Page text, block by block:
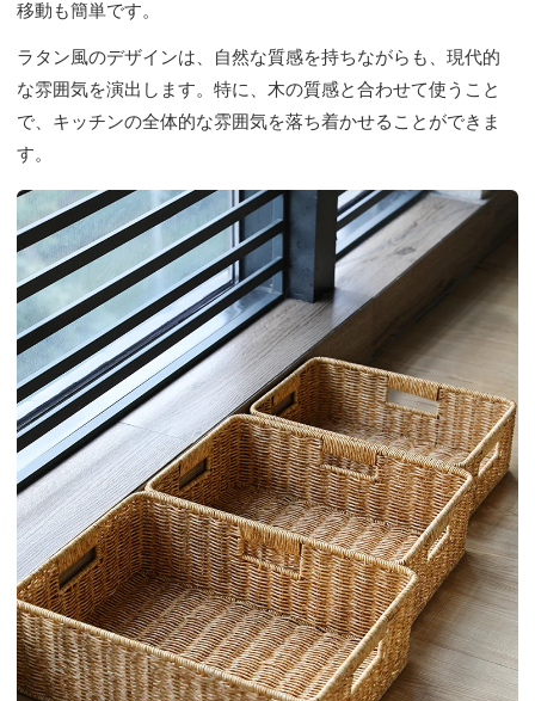
移動も簡単です。
ラタン風のデザインは、自然な質感を持ちながらも、現代的
な雰囲気を演出します。特に、木の質感と合わせて使うこと
で、キッチンの全体的な雰囲気を落ち着かせることができま
す。